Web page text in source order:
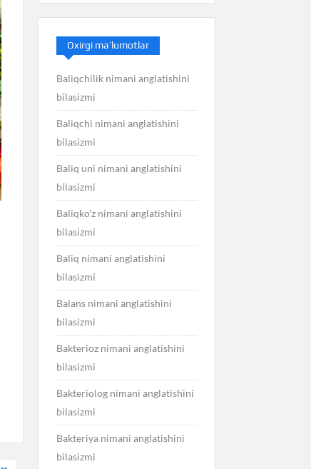
Oxirgi ma’lumotlar
Baliqchilik nimani anglatishini
bilasizmi
Baliqchi nimani anglatishini
bilasizmi
Baliq uni nimani anglatishini
bilasizmi
Baliqko’z nimani anglatishini
bilasizmi
Baliq nimani anglatishini
bilasizmi
Balans nimani anglatishini
bilasizmi
Bakterioz nimani anglatishini
bilasizmi
Bakteriolog nimani anglatishini
bilasizmi
Bakteriya nimani anglatishini
bilasizmi